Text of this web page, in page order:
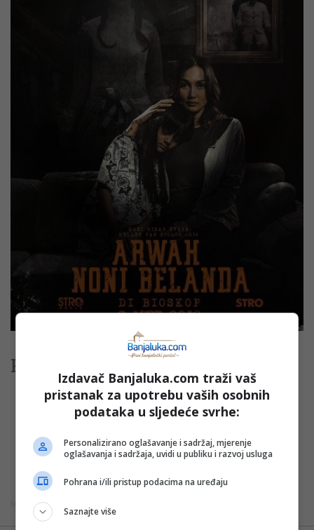
Reklama u Maleziji
“U Maleziji sam najviše radila reklame, od kojih bih
To je reklama za hranu za povećavanje dječijeg apetita i
emitira se u dijelovima Azije”, ističe bh. ljepotica.
avaz.ba
Izdavač Banjaluka.com traži vaš
pristanak za upotrebu vaših osobnih
podataka u sljedeće svrhe:
Personalizirano oglašavanje i sadržaj, mjerenje
oglašavanja i sadržaja, uvidi u publiku i razvoj usluga
Pohrana i/ili pristup podacima na uređaju
Saznajte više